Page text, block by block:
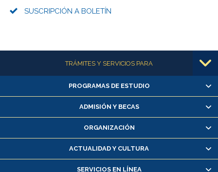
SUSCRIPCIÓN A BOLETÍN
Más informaciónTRÁMITES Y SERVICIOS PARA
Alumnas/os y exalumnas/os
Matrícula en línea
Inscripción y cambio de asignaturas
Consulta y certificado de notas
Servicio médico y dental
PROGRAMAS DE ESTUDIO
ADMISIÓN Y BECAS
ORGANIZACIÓN
ACTUALIDAD Y CULTURA
SERVICIOS EN LÍNEA